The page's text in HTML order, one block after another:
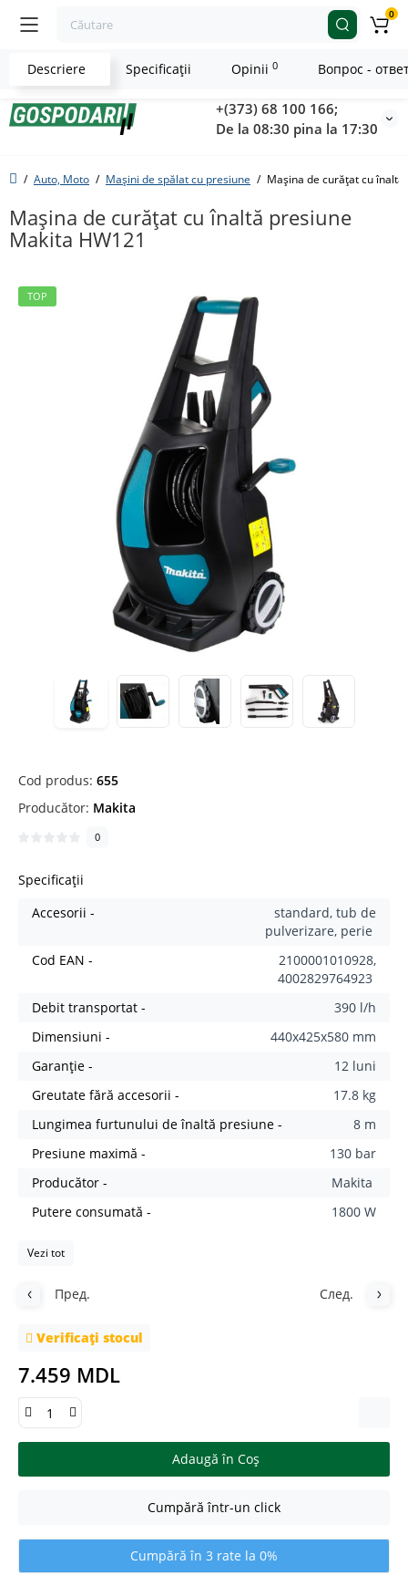
+(373) 68 100 166;
De la 08:30 pina la 17:30
0
Auto, Moto Mașini de spălat cu presiune Maşina de curăţat cu
Maşina de curăţat cu înaltă presiune
Makita HW121
TOP
Cod produs: 655
Producător: Makita
0
Specificații
Accesorii -
standard, tub de
pulverizare, perie
Cod EAN -
2100001010928,
4002829764923
Debit transportat -
390 l/h
Dimensiuni -
440x425x580 mm
Garanție -
12 luni
Greutate fără accesorii -
17.8 kg
Lungimea furtunului de înaltă presiune -
8 m
Presiune maximă -
130 bar
Producător -
Makita
Putere consumată -
1800 W
Vezi tot
Пред. След.
Verificați stocul
7.459 MDL
Adaugă în Coş
Cumpără într-un click
Cumpără în 3 rate la 0%
Descriere Specificaţii Opinii 0 Вопрос -